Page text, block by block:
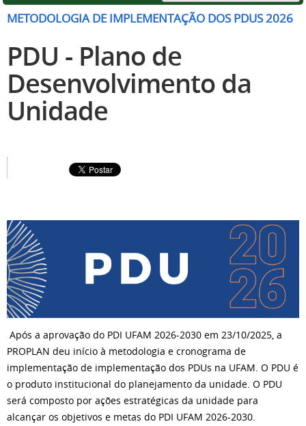
METODOLOGIA DE IMPLEMENTAÇÃO DOS PDUS 2026
PDU - Plano de
Desenvolvimento da
Unidade
Após a aprovação do PDI UFAM 2026-2030 em 23/10/2025, a
PROPLAN deu início à metodologia e cronograma de
implementação de implementação dos PDUs na UFAM. O PDU é
o produto institucional do planejamento da unidade. O PDU
será composto por ações estratégicas da unidade para
alcançar os objetivos e metas do PDI UFAM 2026-2030.